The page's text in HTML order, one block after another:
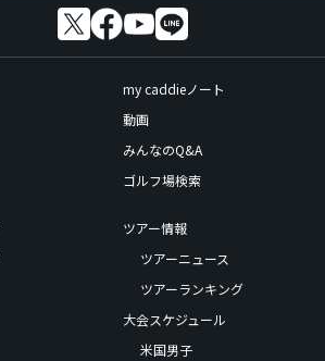
my caddieノート
動画
みんなのQ&A
ゴルフ場検索
ツアー情報
ツアーニュース
ツアーランキング
大会スケジュール
米国男子